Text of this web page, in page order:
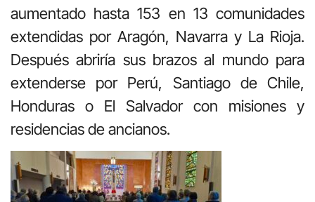
aumentado hasta 153 en 13 comunidades
extendidas por Aragón, Navarra y La Rioja.
Después abriría sus brazos al mundo para
extenderse por Perú, Santiago de Chile,
Honduras o El Salvador con misiones y
residencias de ancianos.